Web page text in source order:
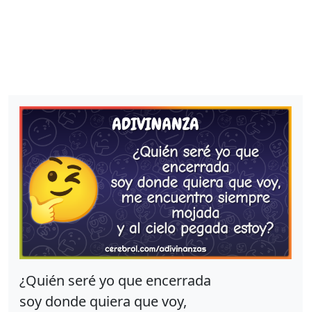
¿Quién seré yo que encerrada
soy donde quiera que voy,